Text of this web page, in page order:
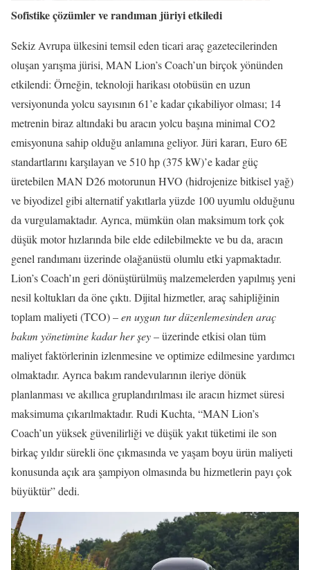
Sofistike çözümler ve randıman jüriyi etkiledi
Sekiz Avrupa ülkesini temsil eden ticari araç gazetecilerinden
oluşan yarışma jürisi, MAN Lion’s Coach’un birçok yönünden
etkilendi: Örneğin, teknoloji harikası otobüsün en uzun
versiyonunda yolcu sayısının 61’e kadar çıkabiliyor olması; 14
metrenin biraz altındaki bu aracın yolcu başına minimal CO2
emisyonuna sahip olduğu anlamına geliyor. Jüri kararı, Euro 6E
standartlarını karşılayan ve 510 hp (375 kW)’e kadar güç
üretebilen MAN D26 motorunun HVO (hidrojenize bitkisel yağ)
ve biyodizel gibi alternatif yakıtlarla yüzde 100 uyumlu olduğunu
da vurgulamaktadır. Ayrıca, mümkün olan maksimum tork çok
düşük motor hızlarında bile elde edilebilmekte ve bu da, aracın
genel randımanı üzerinde olağanüstü olumlu etki yapmaktadır.
Lion’s Coach’ın geri dönüştürülmüş malzemelerden yapılmış yeni
nesil koltukları da öne çıktı. Dijital hizmetler, araç sahipliğinin
toplam maliyeti (TCO) –en uygun tur düzenlemesinden araç
bakım yönetimine kadar her şey– üzerinde etkisi olan tüm
maliyet faktörlerinin izlenmesine ve optimize edilmesine yardımcı
olmaktadır. Ayrıca bakım randevularının ileriye dönük
planlanması ve akıllıca gruplandırılması ile aracın hizmet süresi
maksimuma çıkarılmaktadır. Rudi Kuchta, “MAN Lion’s
Coach’un yüksek güvenilirliği ve düşük yakıt tüketimi ile son
birkaç yıldır sürekli öne çıkmasında ve yaşam boyu ürün maliyeti
konusunda açık ara şampiyon olmasında bu hizmetlerin payı çok
büyüktür” dedi.